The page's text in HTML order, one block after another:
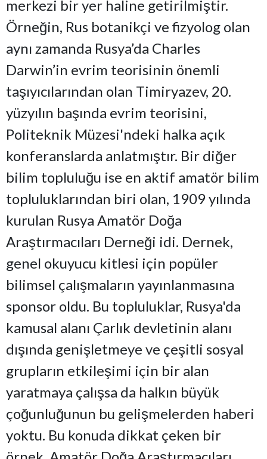
merkezi bir yer haline getirilmiştir.
Örneğin, Rus botanikçi ve fizyolog olan
aynı zamanda Rusya’da Charles
Darwin’in evrim teorisinin önemli
taşıyıcılarından olan Timiryazev, 20.
yüzyılın başında evrim teorisini,
Politeknik Müzesi'ndeki halka açık
konferanslarda anlatmıştır. Bir diğer
bilim topluluğu ise en aktif amatör bilim
topluluklarından biri olan, 1909 yılında
kurulan Rusya Amatör Doğa
Araştırmacıları Derneği idi. Dernek,
genel okuyucu kitlesi için popüler
bilimsel çalışmaların yayınlanmasına
sponsor oldu. Bu topluluklar, Rusya'da
kamusal alanı Çarlık devletinin alanı
dışında genişletmeye ve çeşitli sosyal
grupların etkileşimi için bir alan
yaratmaya çalışsa da halkın büyük
çoğunluğunun bu gelişmelerden haberi
yoktu. Bu konuda dikkat çeken bir